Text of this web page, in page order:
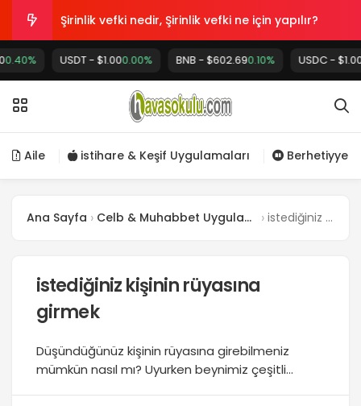
Şirinlik vefki nedir, Şirinlik vefki ne için yapılır?
Bol rızıklara nail olmak için Vakıa okumak
Cin ile insan Birlikte olabilir mi?
Zaman Yolculuğu Gerçek midir?
USDT - $1.000.00% BNB - $602.690.10% USDC - $1.00
Aile istihare & Keşif Uygulamaları Berhetiyye
Ana Sayfa Celb & Muhabbet Uygulamaları istediğiniz kişinin rüyasına girmek
istediğiniz kişinin rüyasına
girmek
Düşündüğünüz kişinin rüyasına girebilmeniz
mümkün nasıl mı? Uyurken beynimiz çeşitli